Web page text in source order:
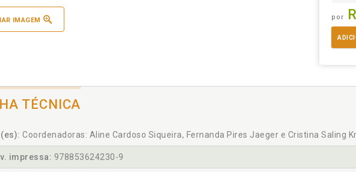
IMAGEM por
TÉCNICA
Coordenadoras: Aline Cardoso Siqueira, Fernanda Pires Jaeger e Cristina Saling
v. impressa: 978853624230-9